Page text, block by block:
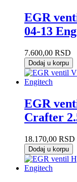
EGR
04-13
7.600,00 RSD
Dodaj u korpu
EGR
Crafter
18.170,00 RSD
Dodaj u korpu